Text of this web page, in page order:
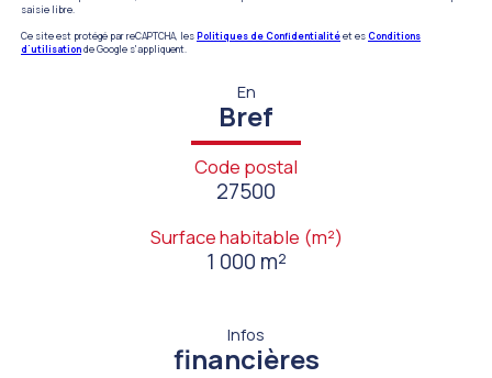
saisie libre.
Ce site est protégé par reCAPTCHA, lesPolitiques de Confidentialitéet esConditions
d'utilisationde Google s'appliquent.
En
Bref
Code postal
27500
Surface habitable (m²)
1 000 m²
Infos
financières